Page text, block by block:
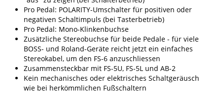
Pro Pedal: POLARITY-Umschalter für positiven oder
negativen Schaltimpuls (bei Tasterbetrieb)
Pro Pedal: Mono-Klinkenbuchse
Zusätzliche Stereobuchse für beide Pedale - für viele
BOSS- und Roland-Geräte reicht jetzt ein einfaches
Stereokabel, um den FS-6 anzuschliessen
Zusammensteckbar mit FS-5U, FS-5L und AB-2
Kein mechanisches oder elektrisches Schaltgeräusch
wie bei herkömmlichen Fußschaltern